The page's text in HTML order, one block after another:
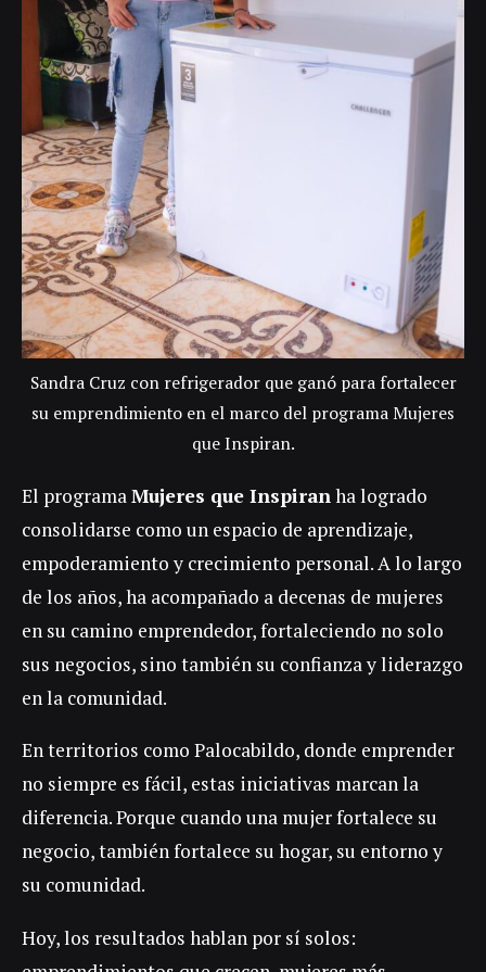
Sandra Cruz con refrigerador que ganó para fortalecer
su emprendimiento en el marco del programa Mujeres
que Inspiran.
El programa Mujeres que Inspiran ha logrado
consolidarse como un espacio de aprendizaje,
empoderamiento y crecimiento personal. A lo largo
de los años, ha acompañado a decenas de mujeres
en su camino emprendedor, fortaleciendo no solo
sus negocios, sino también su confianza y liderazgo
en la comunidad.
En territorios como Palocabildo, donde emprender
no siempre es fácil, estas iniciativas marcan la
diferencia. Porque cuando una mujer fortalece su
negocio, también fortalece su hogar, su entorno y
su comunidad.
Hoy, los resultados hablan por sí solos: